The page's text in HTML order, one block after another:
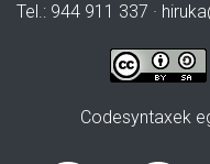
Tel.: 944 911 337 ·
Codesyntaxek